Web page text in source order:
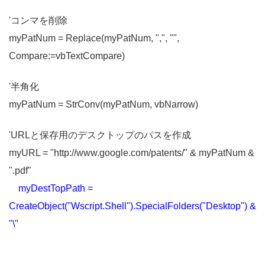
'コンマを削除
myPatNum = Replace(myPatNum, ",", "",
Compare:=vbTextCompare)
'半角化
myPatNum = StrConv(myPatNum, vbNarrow)
'URLと保存用のデスクトップのパスを作成
myURL = "http://www.google.com/patents/" & myPatNum &
".pdf"
myDestTopPath =
CreateObject("Wscript.Shell").SpecialFolders("Desktop") &
"\"